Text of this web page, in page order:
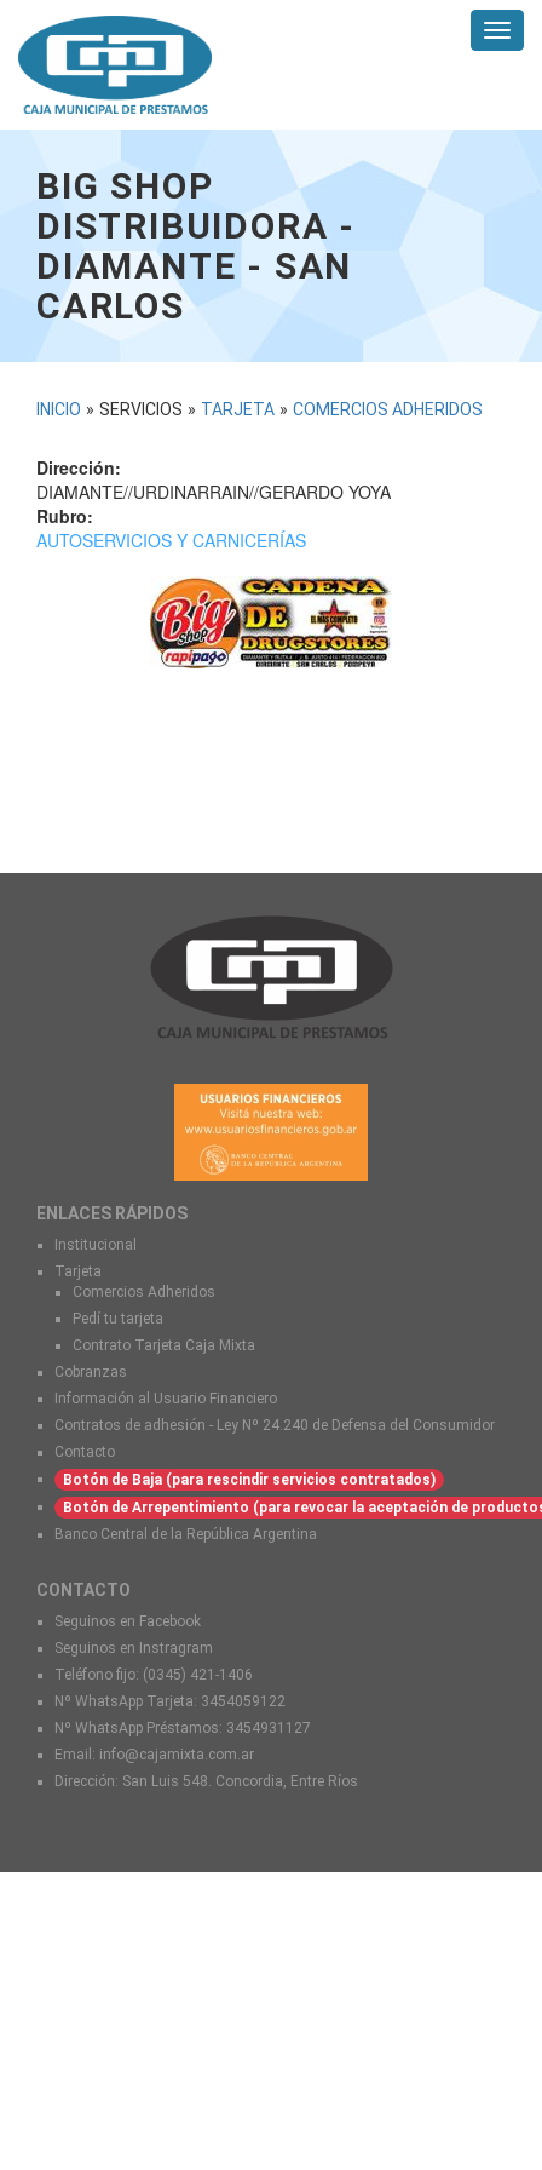
contenido
principal
BIG SHOP
DISTRIBUIDORA -
DIAMANTE - SAN
CARLOS
USTED
AQUÍ
INICIO » SERVICIOS » TARJETA » COMERCIOS ADHERIDOS
Dirección:
DIAMANTE//URDINARRAIN//GERARDO YOYA
Rubro:
AUTOSERVICIOS Y CARNICERÍAS
ENLACES RÁPIDOS
Institucional
Tarjeta
Comercios Adheridos
Pedí tu tarjeta
Contrato Tarjeta Caja Mixta
Cobranzas
Información al Usuario Financiero
Contratos de adhesión - Ley Nº 24.240 de Defensa del Consumidor
Contacto
Botón de Baja (para rescindir servicios contratados)
Botón de Arrepentimiento (para revocar la aceptación de
Banco Central de la República Argentina
CONTACTO
Seguinos en Facebook
Seguinos en Instragram
Teléfono fijo: (0345) 421-1406
Nº WhatsApp Tarjeta: 3454059122
Nº WhatsApp Préstamos: 3454931127
Email: info@cajamixta.com.ar
Dirección: San Luis 548. Concordia, Entre Ríos